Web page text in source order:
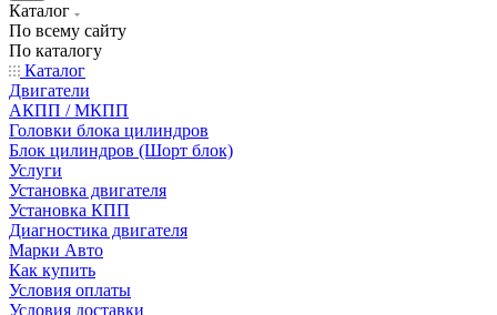
Каталог
По всему сайту
По каталогу
Каталог
Двигатели
АКПП / МКПП
Головки блока цилиндров
Блок цилиндров (Шорт блок)
Услуги
Установка двигателя
Установка КПП
Диагностика двигателя
Марки Авто
Как купить
Условия оплаты
Условия доставки